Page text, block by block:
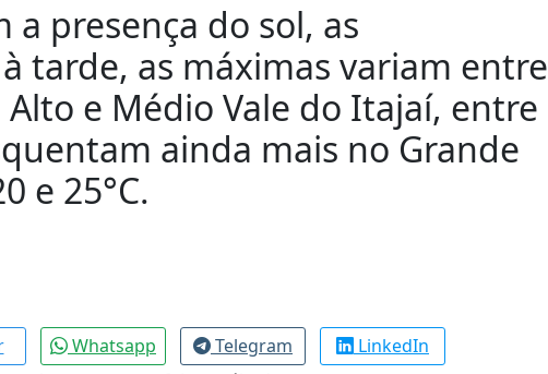
a presença do sol, as
tarde, as máximas variam entre
Alto e Médio Vale do Itajaí, entre
ainda mais no Grande
e 25°C.
Whatsapp Telegram LinkedIn